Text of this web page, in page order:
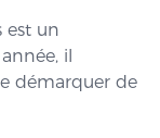
est un
il
démarquer de